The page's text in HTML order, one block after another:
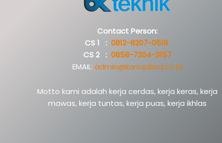
Contact Person:
CS 1 :0812-8207-0519
CS 2 :0858-7204-3157
EMAIL:admin@kanopibsd.co.id
Motto kami adalah kerja cerdas, kerja keras, kerja
mawas, kerja tuntas, kerja puas, kerja ikhlas